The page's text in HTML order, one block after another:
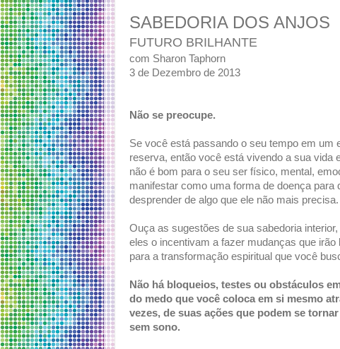
SABEDORIA DOS ANJOS
FUTURO BRILHANTE
com Sharon Taphorn
3 de Dezembro de 2013
Não se preocupe.
Se você está passando o seu tempo em um
reserva, então você está vivendo a sua vida
não é bom para o seu ser físico, mental,
manifestar como uma forma de doença
desprender de algo que ele não mais precisa.
Ouça as sugestões de sua sabedoria
eles o incentivam a fazer mudanças que
para a transformação espiritual que você
Não há bloqueios, testes ou obstáculos
do medo que você coloca em si mesmo
vezes, de suas ações que podem se
sem sono.